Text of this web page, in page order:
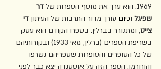
1969. הוא ערך את מוסף הספרות של
דר
שפיגל וכיום עורך מדור התרבות של העיתון די
צייט, ומתגורר בברלין. בספרו הקודם הוא עסק
בשריפת הספרים (ברלין, מאי 19
33) ובקורותיהם
של כל הסופרים והסופרות שספריהם נשרפו
והוחרמו. הספר הזה על אוסטנדה יצא כבר לפני